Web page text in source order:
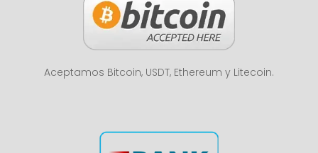
Aceptamos Bitcoin, USDT, Ethereum y Litecoin.